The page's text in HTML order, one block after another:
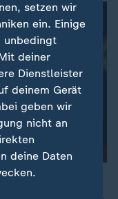
sich nach einem
setzen wir
ein. Einige
unbedingt
deiner
Dienstleister
deinem Gerät
geben wir
nicht an
deine Daten